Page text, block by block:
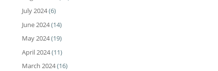
July 2024(6)
June 2024(14)
May 2024(19)
April 2024(11)
March 2024(16)